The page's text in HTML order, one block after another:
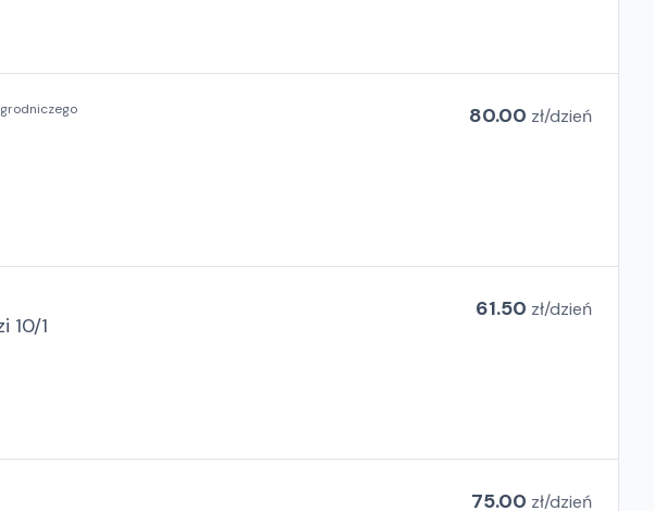
80.00 zł/dzień
10/1
61.50 zł/dzień
75.00 zł/dzień